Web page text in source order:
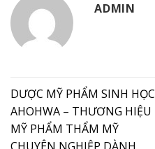
ADMIN
DƯỢC MỸ PHẨM SINH HỌC
AHOHWA – THƯƠNG HIỆU
MỸ PHẨM THẨM MỸ